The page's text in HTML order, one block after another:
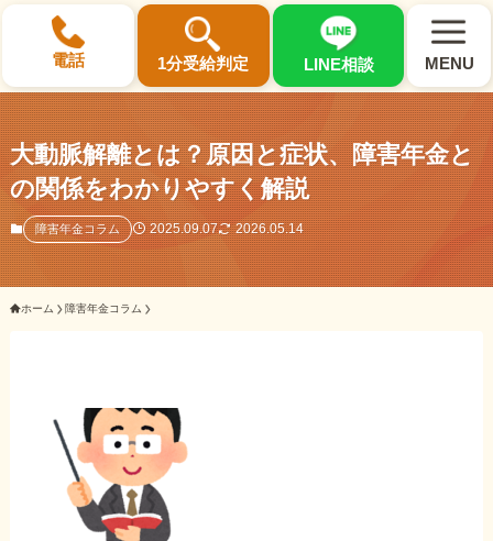
電話 1分受給判定 LINE相談 MENU
×
選ばれる3つの理由
初回相談料0円・受給後報酬型
サポート料金について
ご相談事例をみる
外出困難でもOK
非対面で申請できる
大動脈解離とは？原因と症状、障害年金と
の関係をわかりやすく解説
障害年金コラム 2025.09.07 2026.05.14
ホーム 障害年金コラム